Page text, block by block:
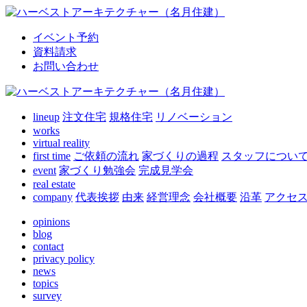
イベント予約
資料請求
お問い合わせ
lineup 注文住宅 規格住宅 リノベーション
works
virtual reality
first time ご依頼の流れ 家づくりの過程 スタッフについて
event 家づくり勉強会 完成見学会
real estate
company 代表挨拶 由来 経営理念 会社概要 沿革 アクセス
opinions
blog
contact
privacy policy
news
topics
survey